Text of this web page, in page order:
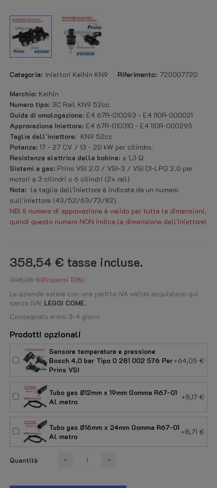
Categoria: Iniettori Keihin KN9 Riferimento: 720007720
Marchio: Keihin
Numero tipo: 3C Rail KN9 52cc
Guida di omologazione: E4 67R-010093 - E4 110R-000021
Approvazione Iniettore: E4 67R-010310 - E4 110R-000295
Taglia dell'iniettore: KN9 52cc
Potenza: 17 - 27 CV / 13 - 20 kW per cilindro.
Resistenza elettrica della bobina: ± 1,3 Ω
Sistemi a gas: Prins VSI 2.0 / VSI-3 / VSI DI-LPG 2.0 per
motori a 3 cilindri o 6 cilindri (2x rail)
Nota: la taglia dell'iniettore è indicata da un numero
sull'iniettore (43/52/63/73/82)
NB! Il numero di approvazione è valido per tutte le dimensioni,
quindi questo numero NON indica la dimensione dell'iniettore!
358,54 € tasse incluse.
398,38 € Risparmi 10%
Le aziende estere con una partita IVA valida acquistano qui
senza IVA! LEGGI COME.
Consegnato entro 3-4 giorni
Prodotti opzionali
Sensore temperatura e pressione
Bosch 4,0 bar Tipo 0 281 002 576 Per
Prins VSI
+64,05 €
Tubo gas Ø12mm x 19mm Gomma R67-01
Al metro
+8,17 €
Tubo gas Ø16mm x 24mm Gomma R67-01
Al metro
+8,71 €
Quantità